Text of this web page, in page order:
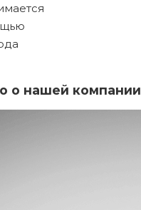
о нашей компании